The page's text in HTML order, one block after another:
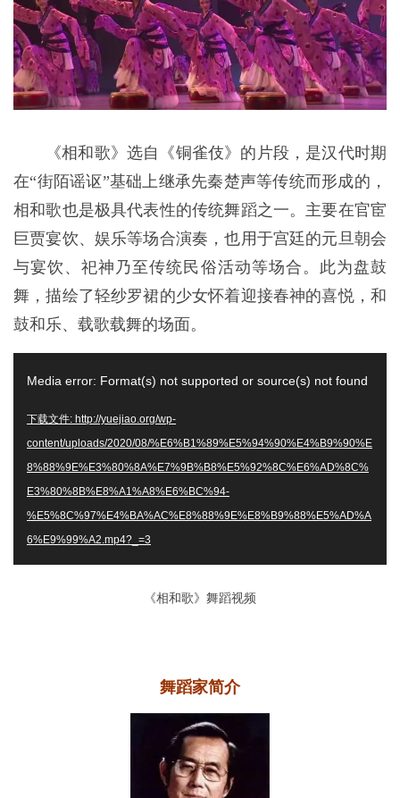
《相和歌》选自《铜雀伎》的片段，是汉代时期
在“街陌谣讴”基础上继承先秦楚声等传统而形成的，
相和歌也是极具代表性的传统舞蹈之一。主要在官宦
巨贾宴饮、娱乐等场合演奏，也用于宫廷的元旦朝会
与宴饮、祀神乃至传统民俗活动等场合。此为盘鼓
舞，描绘了轻纱罗裙的少女怀着迎接春神的喜悦，和
鼓和乐、载歌载舞的场面。
频
播
放
器
Media error: Format(s) not supported or source(s) not found
下载文件: http://yuejiao.org/wp-
content/uploads/2020/08/%E6%B1%89%E5%94%90%E4%B9%90%E
8%88%9E%E3%80%8A%E7%9B%B8%E5%92%8C%E6%AD%8C%
E3%80%8B%E8%A1%A8%E6%BC%94-
%E5%8C%97%E4%BA%AC%E8%88%9E%E8%B9%88%E5%AD%A
6%E9%99%A2.mp4?_=3
《相和歌》舞蹈视频
舞蹈家简介